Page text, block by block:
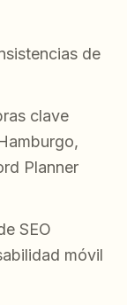
de
clave
Planner
SEO
móvil